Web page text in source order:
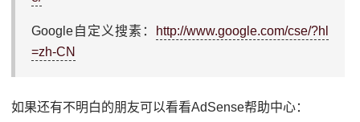
Google自定义搜素：
http://www.google.com/cse/?hl
=zh-CN
如果还有不明白的朋友可以看看AdSense帮助中心：